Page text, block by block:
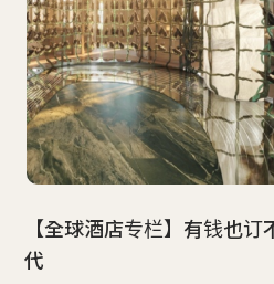
【全球酒店专栏】有钱也
代